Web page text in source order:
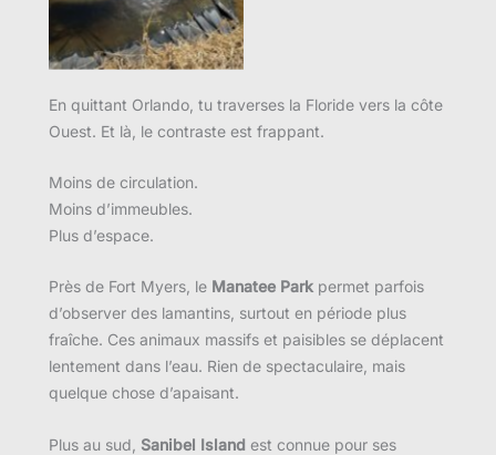
En quittant Orlando, tu traverses la Floride vers la côte
Ouest. Et là, le contraste est frappant.
Moins de circulation.
Moins d’immeubles.
Plus d’espace.
Près de Fort Myers, le Manatee Park permet parfois
d’observer des lamantins, surtout en période plus
fraîche. Ces animaux massifs et paisibles se déplacent
lentement dans l’eau. Rien de spectaculaire, mais
quelque chose d’apaisant.
Plus au sud, Sanibel Island est connue pour ses